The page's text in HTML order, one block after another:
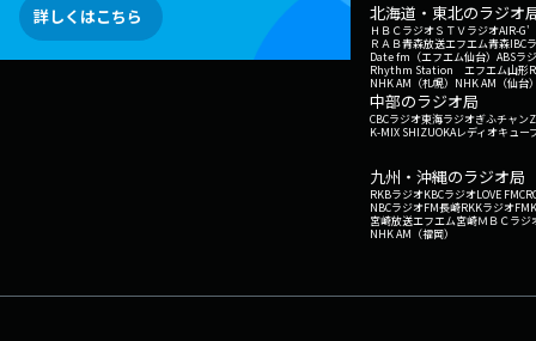
詳しくはこちら
北海道・東北のラジオ
ＨＢＣラジオＳＴＶラジオAIR-G'
ＲＡＢ青森放送エフエム青森IBC
Date fm（エフエム仙台） ABSラ
Rhythm Station エフエム山形
NHK AM（札幌） NHK AM（仙台
中部のラジオ局
CBCラジオ東海ラジオぎふチャン
K-MIX SHIZUOKAレディオキュー
九州・沖縄のラジオ局
RKBラジオKBCラジオLOVE FM
NBCラジオFM長崎RKKラジオ
宮崎放送エフエム宮崎ＭＢＣラジ
NHK AM（福岡）